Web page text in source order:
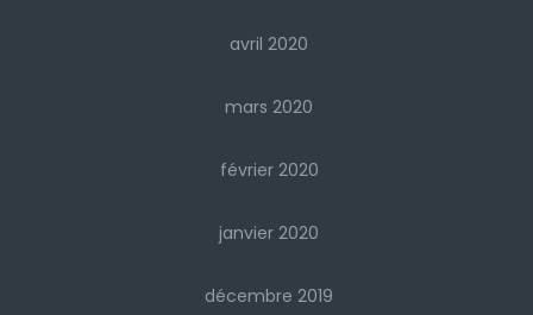
avril 2020
mars 2020
février 2020
janvier 2020
décembre 2019